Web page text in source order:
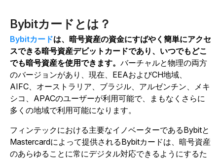
Bybitカードとは？
Bybitカードは、暗号資産の資金にすばやく簡単にアクセ
スできる暗号資産デビットカードであり、いつでもどこ
でも暗号資産を使用できます。 バーチャルと物理の両方
のバージョンがあり、現在、EEAおよびCH地域、
AIFC、オーストラリア、ブラジル、アルゼンチン、メキ
シコ、APACのユーザーが利用可能で、まもなくさらに
多くの地域で利用可能になります。
フィンテックにおける主要なイノベーターであるBybitと
Mastercardによって提供されるBybitカードは、暗号資産
のあらゆることに常にデジタル対応できるようにするた